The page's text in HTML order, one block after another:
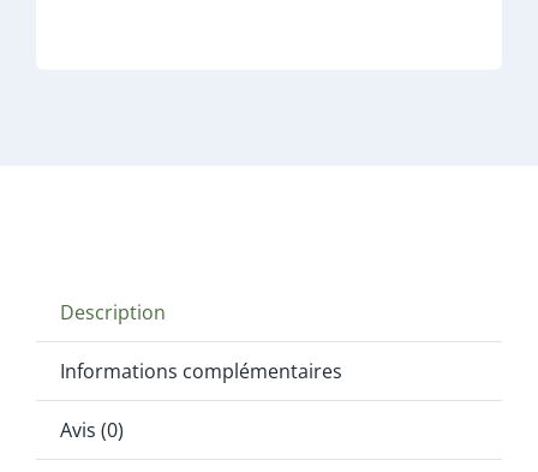
Description
Informations complémentaires
Avis (0)